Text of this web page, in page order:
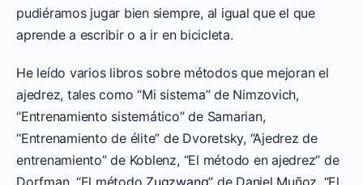
pudiéramos jugar bien siempre, al igual que el que
aprende a escribir o a ir en bicicleta.
He leído varios libros sobre métodos que mejoran el
ajedrez, tales como “Mi sistema” de Nimzovich,
“Entrenamiento sistemático” de Samarian,
“Entrenamiento de élite” de Dvoretsky, “Ajedrez de
entrenamiento” de Koblenz, “El método en ajedrez” de
Dorfman, “El método Zugzwang” de Daniel Muñoz, “El